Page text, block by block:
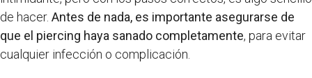
de hacer. Antes de nada, es importante asegurarse de
que el piercing haya sanado completamente, para evitar
cualquier infección o complicación.